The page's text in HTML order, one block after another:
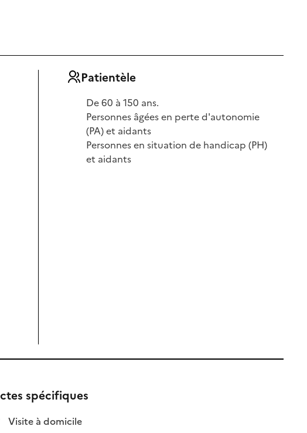
Patientèle
De 60 à 150 ans.
Personnes âgées en perte d'autonomie
(PA) et aidants
Personnes en situation de handicap (PH)
et aidants
spécifiques
Visite à domicile: disponible
: non disponible